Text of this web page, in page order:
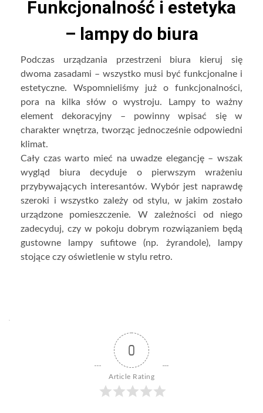
Funkcjonalność i estetyka
– lampy do biura
Podczas urządzania przestrzeni biura kieruj się
dwoma zasadami – wszystko musi być funkcjonalne i
estetyczne. Wspomnieliśmy już o funkcjonalności,
pora na kilka słów o wystroju. Lampy to ważny
element dekoracyjny – powinny wpisać się w
charakter wnętrza, tworząc jednocześnie odpowiedni
klimat.
Cały czas warto mieć na uwadze elegancję – wszak
wygląd biura decyduje o pierwszym wrażeniu
przybywających interesantów. Wybór jest naprawdę
szeroki i wszystko zależy od stylu, w jakim zostało
urządzone pomieszczenie. W zależności od niego
zadecyduj, czy w pokoju dobrym rozwiązaniem będą
gustowne lampy sufitowe (np. żyrandole), lampy
stojące czy oświetlenie w stylu retro.
0
Article Rating